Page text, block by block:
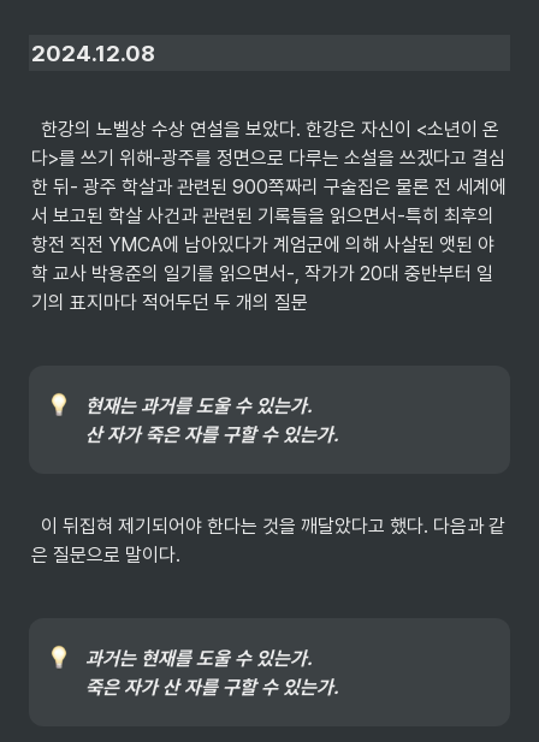
2024.12.08
다>를 쓰기 위해-광주를 정면으로 다루는 소설을 쓰겠다고 결심
한 뒤- 광주 학살과 관련된 900쪽짜리 구술집은 물론 전 세계에
서 보고된 학살 사건과 관련된 기록들을 읽으면서-특히 최후의
항전 직전 YMCA에 남아있다가 계엄군에 의해 사살된 앳된 야
학 교사 박용준의 일기를 읽으면서-, 작가가 20대 중반부터 일
기의 표지마다 적어두던 두 개의 질문
현재는 과거를 도울 수 있는가.
산 자가 죽은 자를 구할 수 있는가.
은 질문으로 말이다.
과거는 현재를 도울 수 있는가.
죽은 자가 산 자를 구할 수 있는가.